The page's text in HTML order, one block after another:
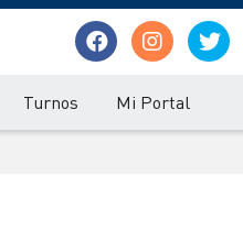
Turnos Mi Portal